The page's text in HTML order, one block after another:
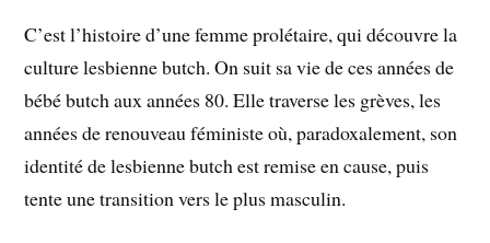
C’est l’histoire d’une femme prolétaire, qui découvre la
culture lesbienne butch. On suit sa vie de ces années de
bébé butch aux années 80. Elle traverse les grèves, les
années de renouveau féministe où, paradoxalement, son
identité de lesbienne butch est remise en cause, puis
tente une transition vers le plus masculin.